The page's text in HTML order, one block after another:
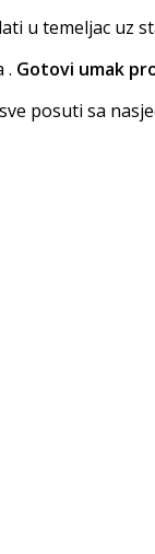
u temeljac uz
. Gotovi umak
posuti sa